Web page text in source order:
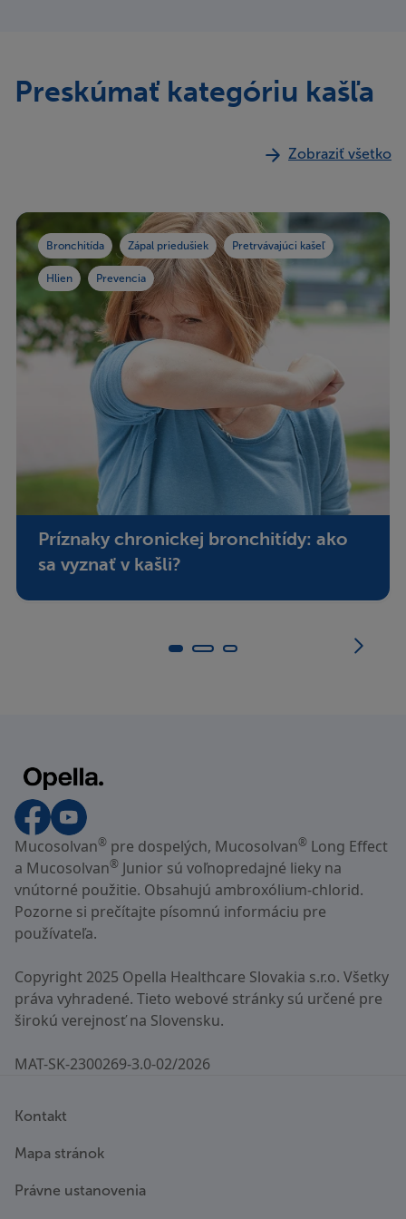
Preskúmať kategóriu kašľa
Zobraziť všetko
Bronchitída Zápal priedušiek Pretrvávajúci kašeľ
Hlien Prevencia
Príznaky chronickej bronchitídy: ako
sa vyznať v kašli?
Mucosolvan® pre dospelých, Mucosolvan® Long Effect
a Mucosolvan® Junior sú voľnopredajné lieky na
vnútorné použitie. Obsahujú ambroxólium-chlorid.
Pozorne si prečítajte písomnú informáciu pre
používateľa.
Copyright 2025 Opella Healthcare Slovakia s.r.o. Všetky
práva vyhradené. Tieto webové stránky sú určené pre
širokú verejnosť na Slovensku.
MAT-SK-2300269-3.0-02/2026
Kontakt
Mapa stránok
Právne ustanovenia